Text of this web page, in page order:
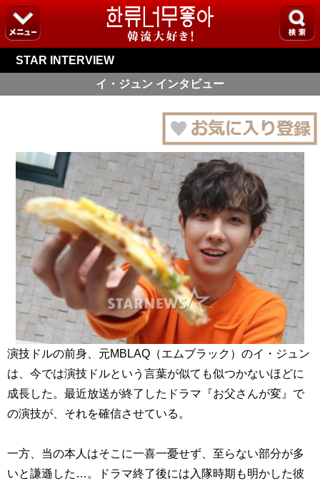
STAR INTERVIEW
イ・ジュン インタビュー
演技ドルの前身、元MBLAQ（エムブラック）のイ・ジュン
は、今では演技ドルという言葉が似ても似つかないほどに
成長した。最近放送が終了したドラマ『お父さんが変』で
の演技が、それを確信させている。
一方、当の本人はそこに一喜一憂せず、至らない部分が多
いと謙遜した…。ドラマ終了後には入隊時期も明かした彼